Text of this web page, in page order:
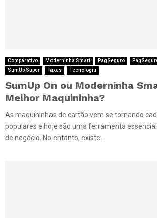
Comparativo Moderninha Smart PagSeguro
SumUp Super
Taxas Tecnologia
SumUp On ou Moderninha
Melhor Maquininha?
As maquininhas de cartão vem se tornando
populares e hoje são uma ferramenta
de negócio. No entanto, existe...